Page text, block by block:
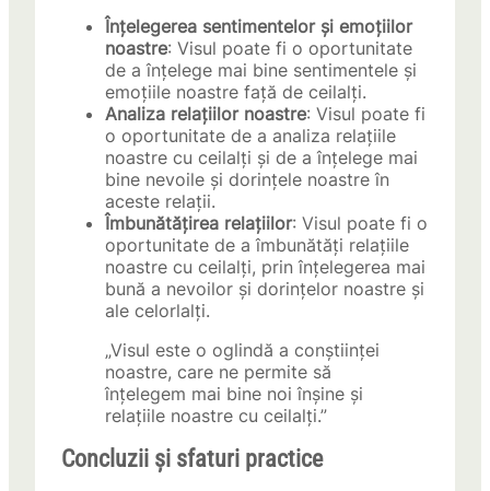
Înțelegerea sentimentelor și emoțiilor
noastre: Visul poate fi o oportunitate
de a înțelege mai bine sentimentele și
emoțiile noastre față de ceilalți.
Analiza relațiilor noastre: Visul poate fi
o oportunitate de a analiza relațiile
noastre cu ceilalți și de a înțelege mai
bine nevoile și dorințele noastre în
aceste relații.
Îmbunătățirea relațiilor: Visul poate fi o
oportunitate de a îmbunătăți relațiile
noastre cu ceilalți, prin înțelegerea mai
bună a nevoilor și dorințelor noastre și
ale celorlalți.
„Visul este o oglindă a conștiinței
noastre, care ne permite să
înțelegem mai bine noi înșine și
relațiile noastre cu ceilalți.”
Concluzii și sfaturi practice